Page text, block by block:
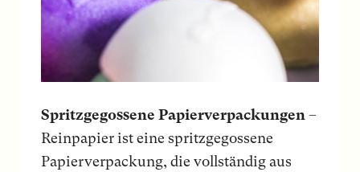
Spritzgegossene Papierverpackungen –
Reinpapier ist eine spritzgegossene
Papierverpackung, die vollständig aus